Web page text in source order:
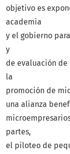
objetivo es
academia
y el gobierno
y
de evaluación
la
promoción de
una alianza
partes,
el piloteo de